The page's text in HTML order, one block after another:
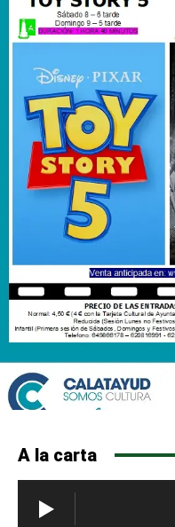
A la carta